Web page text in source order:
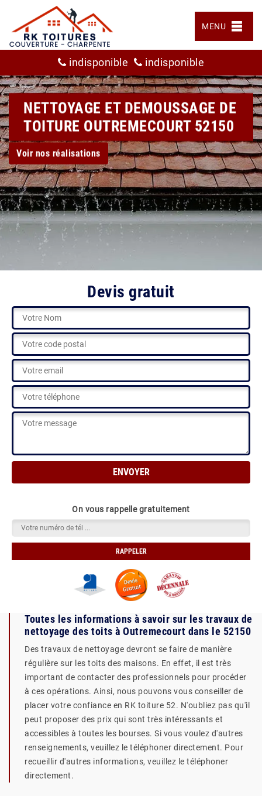
MENU
indisponible indisponible
NETTOYAGE ET DEMOUSSAGE DE
TOITURE OUTREMECOURT 52150
Voir nos réalisations
Devis gratuit
On vous rappelle gratuitement
Toutes les informations à savoir sur les travaux de
nettoyage des toits à Outremecourt dans le 52150
Des travaux de nettoyage devront se faire de manière
régulière sur les toits des maisons. En effet, il est très
important de contacter des professionnels pour procéder
à ces opérations. Ainsi, nous pouvons vous conseiller de
placer votre confiance en RK toiture 52. N'oubliez pas qu'il
peut proposer des prix qui sont très intéressants et
accessibles à toutes les bourses. Si vous voulez d'autres
renseignements, veuillez le téléphoner directement. Pour
recueillir d'autres informations, veuillez le téléphoner
directement.